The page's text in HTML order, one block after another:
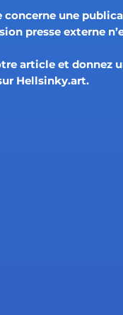
concerne une
presse externe
article et donnez
Hellsinky.art.